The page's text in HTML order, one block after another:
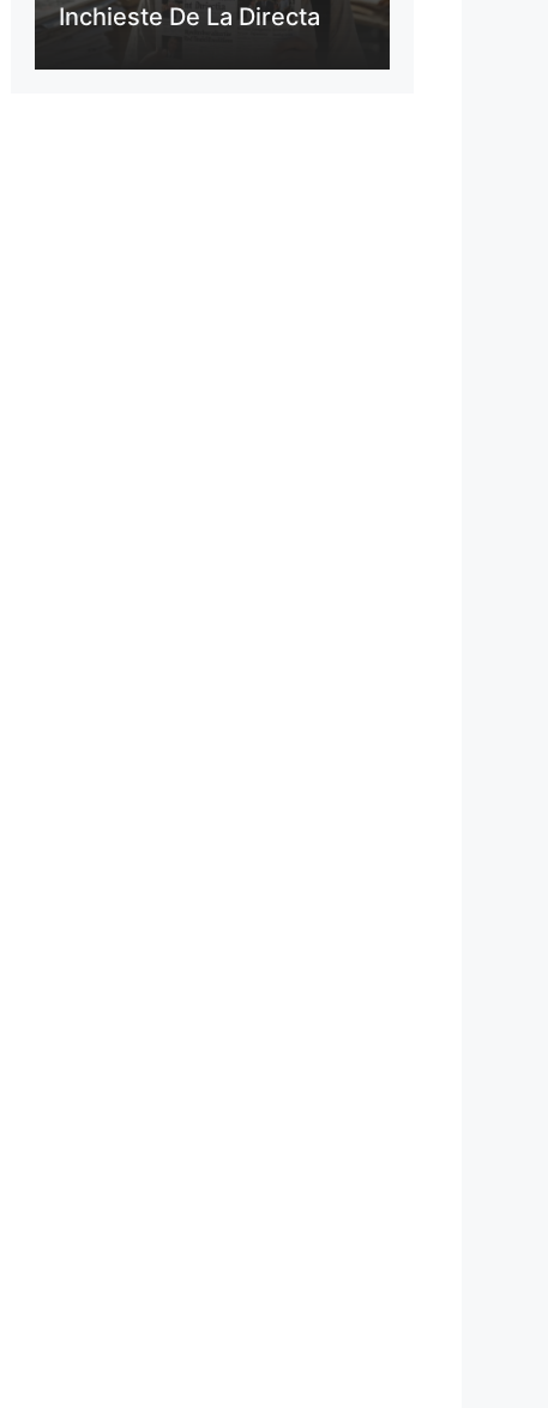
Inchieste De La Directa